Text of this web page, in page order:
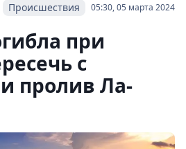
05:30, 05 марта 2024
Происшествия
при
с
пролив Ла-